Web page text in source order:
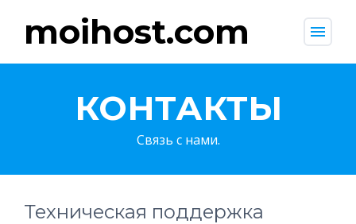
moihost.com menu
КОНТАКТЫ
Связь с нами.
Техническая поддержка